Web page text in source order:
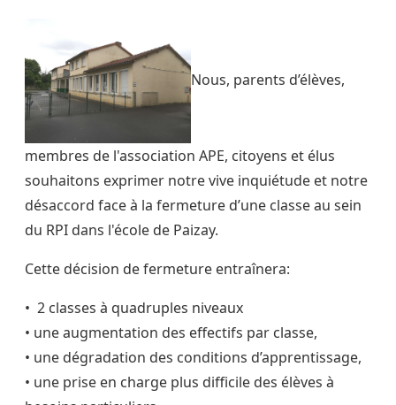
Nous, parents d’élèves,
membres de l'association APE, citoyens et élus
souhaitons exprimer notre vive inquiétude et notre
désaccord face à la fermeture d’une classe au sein
du RPI dans l'école de Paizay.
Cette décision de fermeture entraînera:
•⁠ 2 classes à quadruples niveaux
•⁠ ⁠une augmentation des effectifs par classe,
•⁠ ⁠une dégradation des conditions d’apprentissage,
•⁠ ⁠une prise en charge plus difficile des élèves à